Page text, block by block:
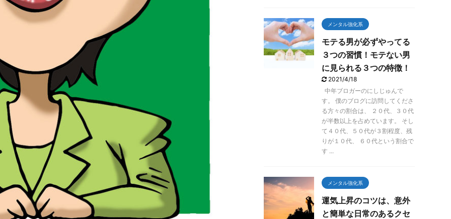
メンタル強化系
モテる男が必ずやってる
３つの習慣！モテない男
に見られる３つの特徴！
2021/4/18
中年ブロガーのにしじゅんで
す。 僕のブログに訪問してくださ
る方々の割合は、 ２０代、３０代
が半数以上を占めています。 そし
て４０代、５０代が３割程度、残
りが１０代、 ６０代という割合で
す ...
メンタル強化系
運気上昇のコツは、意外
と簡単な日常のあるクセ